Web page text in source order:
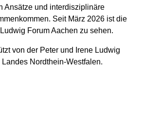
Ansätze und interdisziplinäre
Seit März 2026 ist die
Forum Aachen zu sehen.
von der Peter und Irene Ludwig
Nordthein-Westfalen.